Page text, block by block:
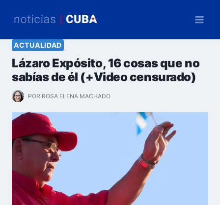
ACTUALIDAD
Lázaro Expósito, 16 cosas que no
sabías de él (+Video censurado)
POR ROSA ELENA MACHADO